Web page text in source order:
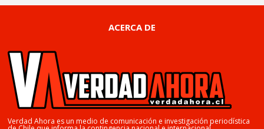
ACERCA DE
Verdad Ahora es un medio de comunicación e investigación periodística